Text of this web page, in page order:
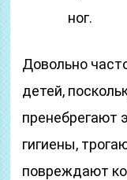
ног.
Довольно
детей,
пренебрегают
гигиены,
повреждают